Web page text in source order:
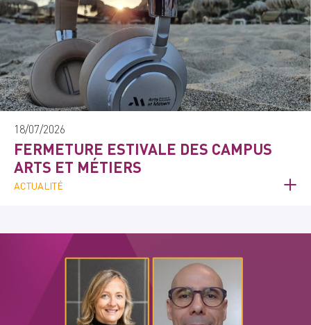
18/07/2026
FERMETURE ESTIVALE DES CAMPUS
ARTS ET MÉTIERS
ACTUALITÉ